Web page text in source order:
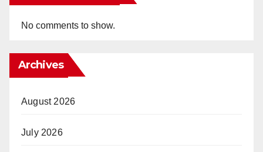
No comments to show.
Archives
August 2026
July 2026